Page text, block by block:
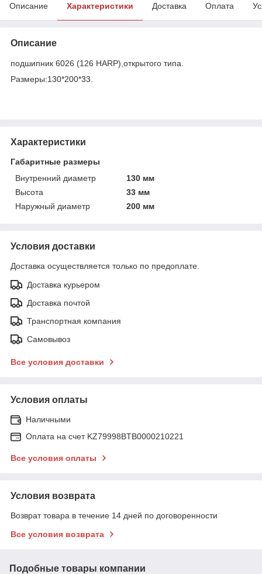
Описание Характеристики Доставка Оплата
Описание
подшипник 6026 (126 HARP),открытого типа.
Размеры:130*200*33.
Характеристики
Габаритные размеры
Внутренний диаметр
130 мм
Высота
33 мм
Наружный диаметр
200 мм
Условия доставки
Доставка осуществляется только по предоплате.
Доставка курьером
Доставка почтой
Транспортная компания
Самовывоз
Все условия доставки
Условия оплаты
Наличными
Оплата на счет KZ79998BTB0000210221
Все условия оплаты
Условия возврата
Возврат товара в течение 14 дней по договоренности
Все условия возврата
Подобные товары компании